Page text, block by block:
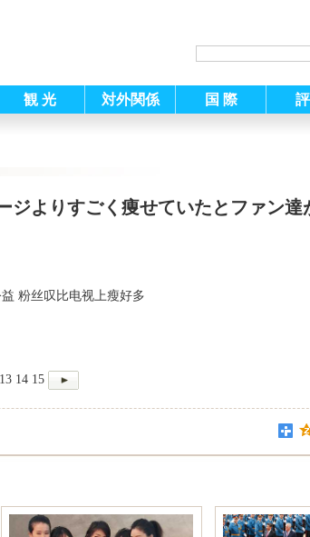
観 光 対外関係 国 際
ジよりすごく痩せていたとファン達
13 14 15